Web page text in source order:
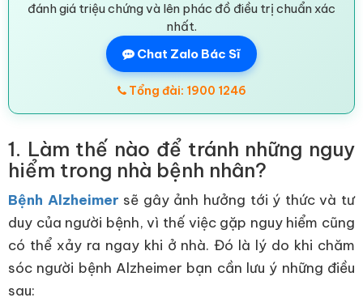
đánh giá triệu chứng và lên phác đồ điều trị chuẩn xác
nhất.
Chat Zalo Bác Sĩ
Tổng đài: 1900 1246
1. Làm thế nào để tránh những nguy
hiểm trong nhà bệnh nhân?
Bệnh Alzheimer sẽ gây ảnh hưởng tới ý thức và tư
duy của người bệnh, vì thế việc gặp nguy hiểm cũng
có thể xảy ra ngay khi ở nhà. Đó là lý do khi chăm
sóc người bệnh Alzheimer bạn cần lưu ý những điều
sau: